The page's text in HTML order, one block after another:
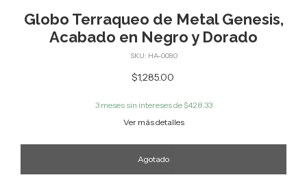
Globo Terraqueo de Metal Genesis,
Acabado en Negro y Dorado
SKU: HA-0090
$1,285.00
3 meses sin intereses de $428.33
Ver más detalles